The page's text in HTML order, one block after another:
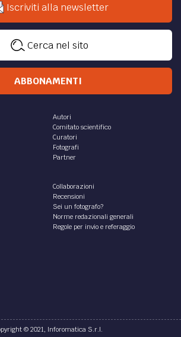
Iscriviti alla newsletter
Cerca nel sito
ABBONAMENTI
Autori
Comitato scientifico
Curatori
Fotografi
Partner
Collaborazioni
Recensioni
Sei un fotografo?
Norme redazionali generali
Regole per invio e referaggio
© 2021, Inforomatica S.r.l.